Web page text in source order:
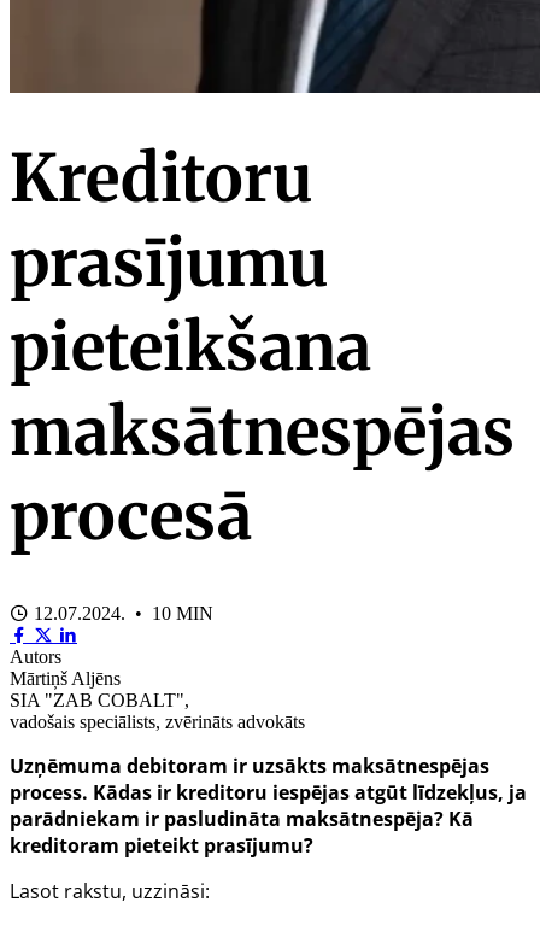
Kreditoru
prasījumu
pieteikšana
maksātnespējas
procesā
12.07.2024. • 10 MIN
Autors
Mārtiņš Aljēns
SIA "ZAB COBALT",
vadošais speciālists, zvērināts advokāts
Uzņēmuma debitoram ir uzsākts maksātnespējas
process. Kādas ir kreditoru iespējas atgūt līdzekļus, ja
parādniekam ir pasludināta maksātnespēja? Kā
kreditoram pieteikt prasījumu?
Lasot rakstu, uzzināsi: